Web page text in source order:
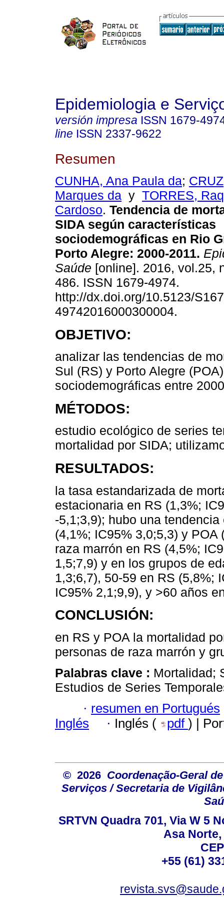
Epidemiologia e
versión impresa ISSN 1679-
line ISSN 2337-9622
Resumen
CUNHA, Ana Paula da;
Marques da y TORRES,
Cardoso. Tendencia de
SIDA según características
sociodemográficas en Rio
Porto Alegre: 2000-2011.
Saúde [online]. 2016, vol.25,
486. ISSN 1679-4974.
http://dx.doi.org/10.5123/
49742016000300004.
OBJETIVO:
analizar las tendencias de
Sul (RS) y Porto Alegre
sociodemográficas entre
MÉTODOS:
estudio ecológico de series
mortalidad por SIDA;
RESULTADOS:
la tasa estandarizada de
estacionaria en RS (1,3%;
-5,1;3,9); hubo una
(4,1%; IC95% 3,0;5,3) y
raza marrón en RS (4,5%;
1,5;7,9) y en los grupos de
1,3;6,7), 50-59 en RS (5,8%;
IC95% 2,1;9,9), y >60 años
CONCLUSIÓN:
en RS y POA la mortalidad
personas de raza marrón y
Palabras clave : Mortalidad;
Estudios de Series
· resumen en Portugués
Inglés
· Inglés ( pdf ) |
© 2026 Coordenação-Geral
Serviços / Secretaria de
SRTVN Quadra 701, Via W 5
Asa
+55 (61)